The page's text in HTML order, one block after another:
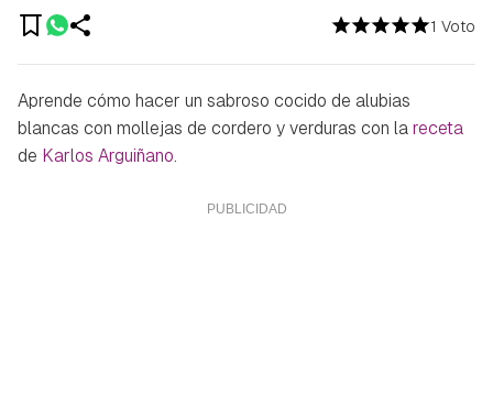
1 Voto
Aprende cómo hacer un sabroso cocido de alubias
blancas con mollejas de cordero y verduras con lareceta
de Karlos Arguiñano.